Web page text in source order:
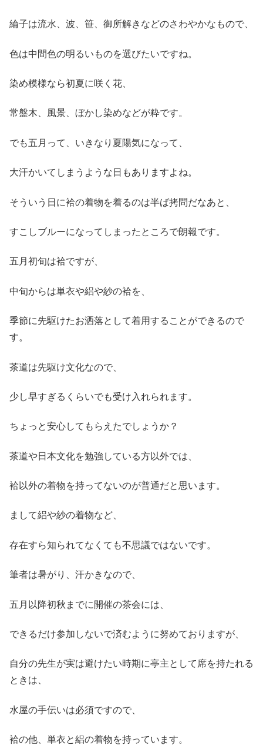
綸子は流水、波、笹、御所解きなどのさわやかなもので、
色は中間色の明るいものを選びたいですね。
染め模様なら初夏に咲く花、
常盤木、風景、ぼかし染めなどが粋です。
でも五月って、いきなり夏陽気になって、
大汗かいてしまうような日もありますよね。
そういう日に袷の着物を着るのは半ば拷問だなあと、
すこしブルーになってしまったところで朗報です。
五月初旬は袷ですが、
中旬からは単衣や絽や紗の袷を、
季節に先駆けたお洒落として着用することができるので
す。
茶道は先駆け文化なので、
少し早すぎるくらいでも受け入れられます。
ちょっと安心してもらえたでしょうか？
茶道や日本文化を勉強している方以外では、
袷以外の着物を持ってないのが普通だと思います。
まして絽や紗の着物など、
存在すら知られてなくても不思議ではないです。
筆者は暑がり、汗かきなので、
五月以降初秋までに開催の茶会には、
できるだけ参加しないで済むように努めておりますが、
自分の先生が実は避けたい時期に亭主として席を持たれる
ときは、
水屋の手伝いは必須ですので、
袷の他、単衣と絽の着物を持っています。